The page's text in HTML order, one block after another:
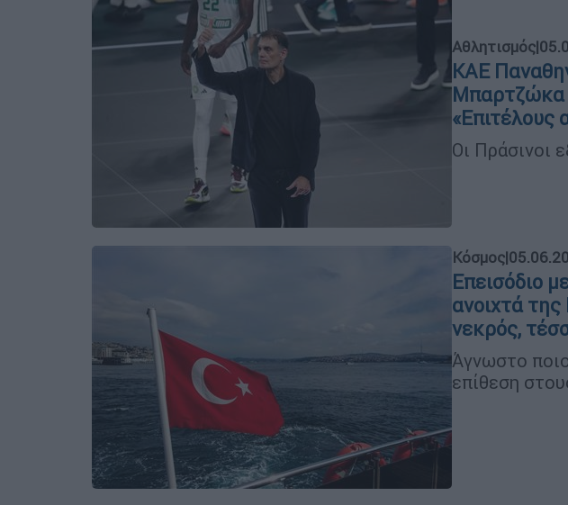
Αθλητισμός|
ΚΑΕ
Μπαρτζώκα
«Επιτέλους
Οι Πράσινοι
Κόσμος|
Επεισόδιο
ανοιχτά
νεκρός,
Άγνωστο
επίθεση